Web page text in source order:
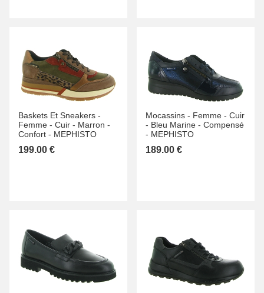
Baskets Et Sneakers -
Femme - Cuir - Marron -
Confort - MEPHISTO
199.00 €
Mocassins - Femme - Cuir
- Bleu Marine - Compensé
- MEPHISTO
189.00 €